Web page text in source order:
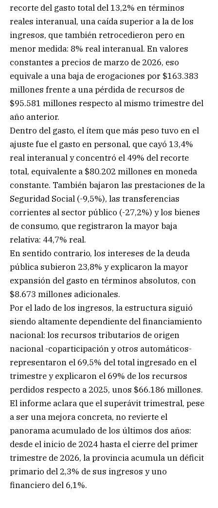
recorte del gasto total del 13,2% en términos
reales interanual, una caída superior a la de los
ingresos, que también retrocedieron pero en
menor medida: 8% real interanual. En valores
constantes a precios de marzo de 2026, eso
equivale a una baja de erogaciones por $163.383
millones frente a una pérdida de recursos de
$95.581 millones respecto al mismo trimestre del
año anterior.
Dentro del gasto, el ítem que más peso tuvo en el
ajuste fue el gasto en personal, que cayó 13,4%
real interanual y concentró el 49% del recorte
total, equivalente a $80.202 millones en moneda
constante. También bajaron las prestaciones de la
Seguridad Social (-9,5%), las transferencias
corrientes al sector público (-27,2%) y los bienes
de consumo, que registraron la mayor baja
relativa: 44,7% real.
En sentido contrario, los intereses de la deuda
pública subieron 23,8% y explicaron la mayor
expansión del gasto en términos absolutos, con
$8.673 millones adicionales.
Por el lado de los ingresos, la estructura siguió
siendo altamente dependiente del financiamiento
nacional: los recursos tributarios de origen
nacional -coparticipación y otros automáticos-
representaron el 69,5% del total ingresado en el
trimestre y explicaron el 69% de los recursos
perdidos respecto a 2025, unos $66.186 millones.
El informe aclara que el superávit trimestral, pese
a ser una mejora concreta, no revierte el
panorama acumulado de los últimos dos años:
desde el inicio de 2024 hasta el cierre del primer
trimestre de 2026, la provincia acumula un déficit
primario del 2,3% de sus ingresos y uno
financiero del 6,1%.